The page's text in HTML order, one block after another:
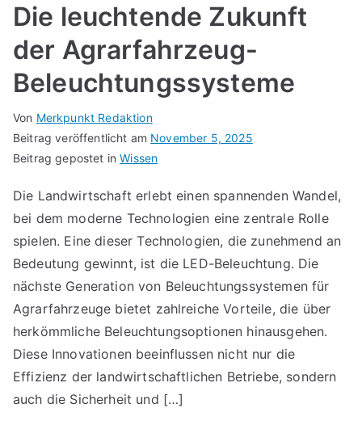
Die leuchtende Zukunft
der Agrarfahrzeug-
Beleuchtungssysteme
Von Merkpunkt Redaktion
Beitrag veröffentlicht am November 5, 2025
Beitrag gepostet inWissen
Die Landwirtschaft erlebt einen spannenden Wandel,
bei dem moderne Technologien eine zentrale Rolle
spielen. Eine dieser Technologien, die zunehmend an
Bedeutung gewinnt, ist die LED-Beleuchtung. Die
nächste Generation von Beleuchtungssystemen für
Agrarfahrzeuge bietet zahlreiche Vorteile, die über
herkömmliche Beleuchtungsoptionen hinausgehen.
Diese Innovationen beeinflussen nicht nur die
Effizienz der landwirtschaftlichen Betriebe, sondern
auch die Sicherheit und […]